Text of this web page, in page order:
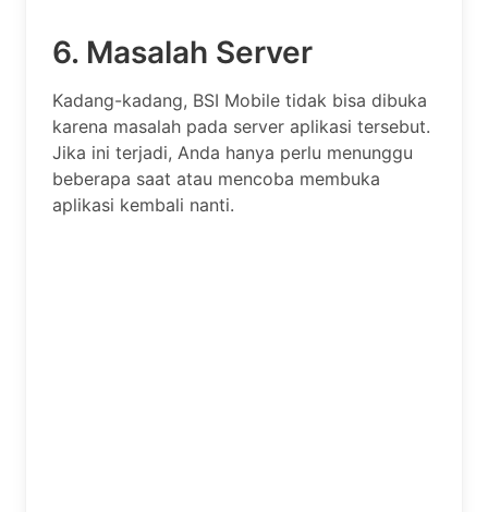
6. Masalah Server
Kadang-kadang, BSI Mobile tidak bisa dibuka
karena masalah pada server aplikasi tersebut.
Jika ini terjadi, Anda hanya perlu menunggu
beberapa saat atau mencoba membuka
aplikasi kembali nanti.